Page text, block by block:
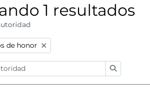
1 resultados
filter:
de honor